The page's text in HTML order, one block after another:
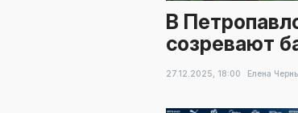
В
созревают
27.12.2025, 18:00 Елена